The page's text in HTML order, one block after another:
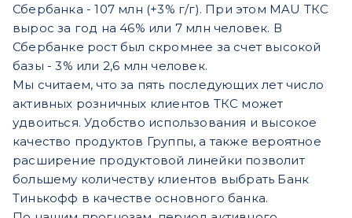
Сбербанка - 107 млн (+3% г/г). При этом MAU ТКС
вырос за год на 46% или 7 млн человек. В
Сбербанке рост был скромнее за счет высокой
базы - 3% или 2,6 млн человек.
Мы считаем, что за пять последующих лет число
активных розничных клиентов ТКС может
удвоиться. Удобство использования и высокое
качество продуктов Группы, а также вероятное
расширение продуктовой линейки позволит
большему количеству клиентов выбрать Банк
Тинькофф в качестве основного банка.